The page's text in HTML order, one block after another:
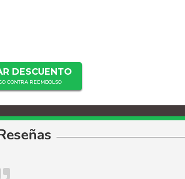
DESCUENTO
CONTRA REEMBOLSO